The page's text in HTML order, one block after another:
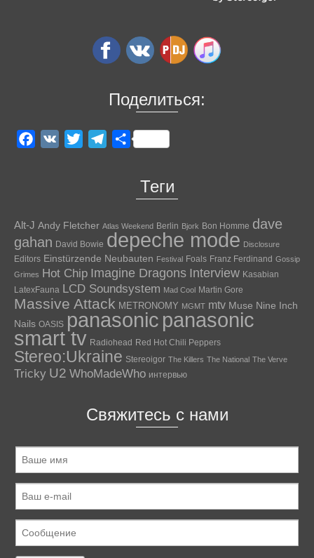
Поделиться:
Facebook
VK Twitter TelegramОтправить
Теги
Alt-J Andy Fletcher Atlas Weekend Berlin Bjork Bon Homme dave
gahan David Bowie depeche mode Disclosure
Editors Einstürzende Neubauten Festival Foals Franz Ferdinand Gossip
Grimes Hot Chip Imagine Dragons Interview Kasabian
LatexFauna LCD Soundsystem Mad Cool Martin Gore
Massive Attack METRONOMY MGMT mtv Muse Nine Inch
Nails OASIS panasonic panasonic
smart tv Radiohead Red Hot Chili Peppers
Stereo:Ukraine Stereoigor The Killers The National The Verve
Tricky U2 WhoMadeWho интервью
Свяжитесь с нами